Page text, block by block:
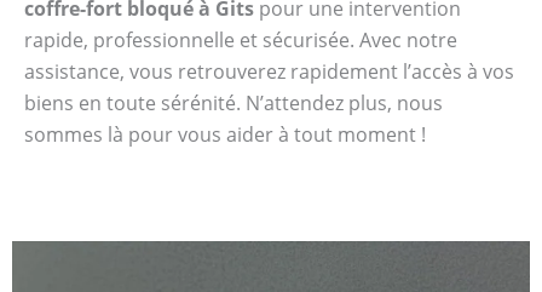
coffre-fort bloqué à Gits pour une intervention
rapide, professionnelle et sécurisée. Avec notre
assistance, vous retrouverez rapidement l’accès à vos
biens en toute sérénité. N’attendez plus, nous
sommes là pour vous aider à tout moment !